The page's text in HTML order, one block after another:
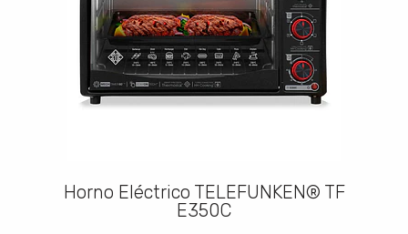
Horno Eléctrico TELEFUNKEN® TF
E350C